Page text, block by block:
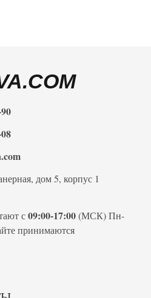
дом 5, корпус 1
с09:00-17:00(МСК) Пн-
принимаются